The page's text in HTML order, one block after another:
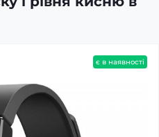
є в наявності